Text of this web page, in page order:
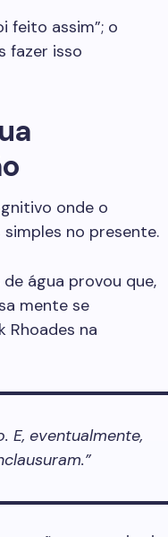
feito assim”; o
fazer isso
onde o
no presente.
água provou que,
mente se
Rhoades na
E, eventualmente,